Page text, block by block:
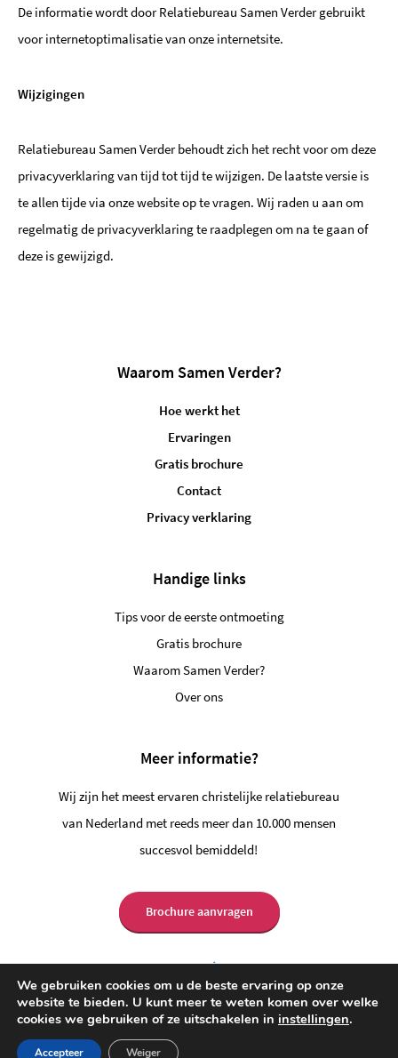
De informatie wordt door Relatiebureau Samen Verder gebruikt
voor internetoptimalisatie van onze internetsite.
Wijzigingen
Relatiebureau Samen Verder behoudt zich het recht voor om deze
privacyverklaring van tijd tot tijd te wijzigen. De laatste versie is
te allen tijde via onze website op te vragen. Wij raden u aan om
regelmatig de privacyverklaring te raadplegen om na te gaan of
deze is gewijzigd.
Waarom Samen Verder?
Hoe werkt het
Ervaringen
Gratis brochure
Contact
Privacy verklaring
Handige links
Tips voor de eerste ontmoeting
Gratis brochure
Waarom Samen Verder?
Over ons
Meer informatie?
Wij zijn het meest ervaren christelijke relatiebureau
van Nederland met reeds meer dan 10.000 mensen
succesvol bemiddeld!
Brochure aanvragen
We gebruiken cookies om u de beste ervaring op onze
website te bieden. U kunt meer te weten komen over welke
cookies we gebruiken of ze uitschakelen in instellingen.
Accepteer Weiger